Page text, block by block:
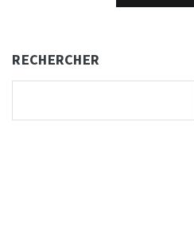
RECHERCHER